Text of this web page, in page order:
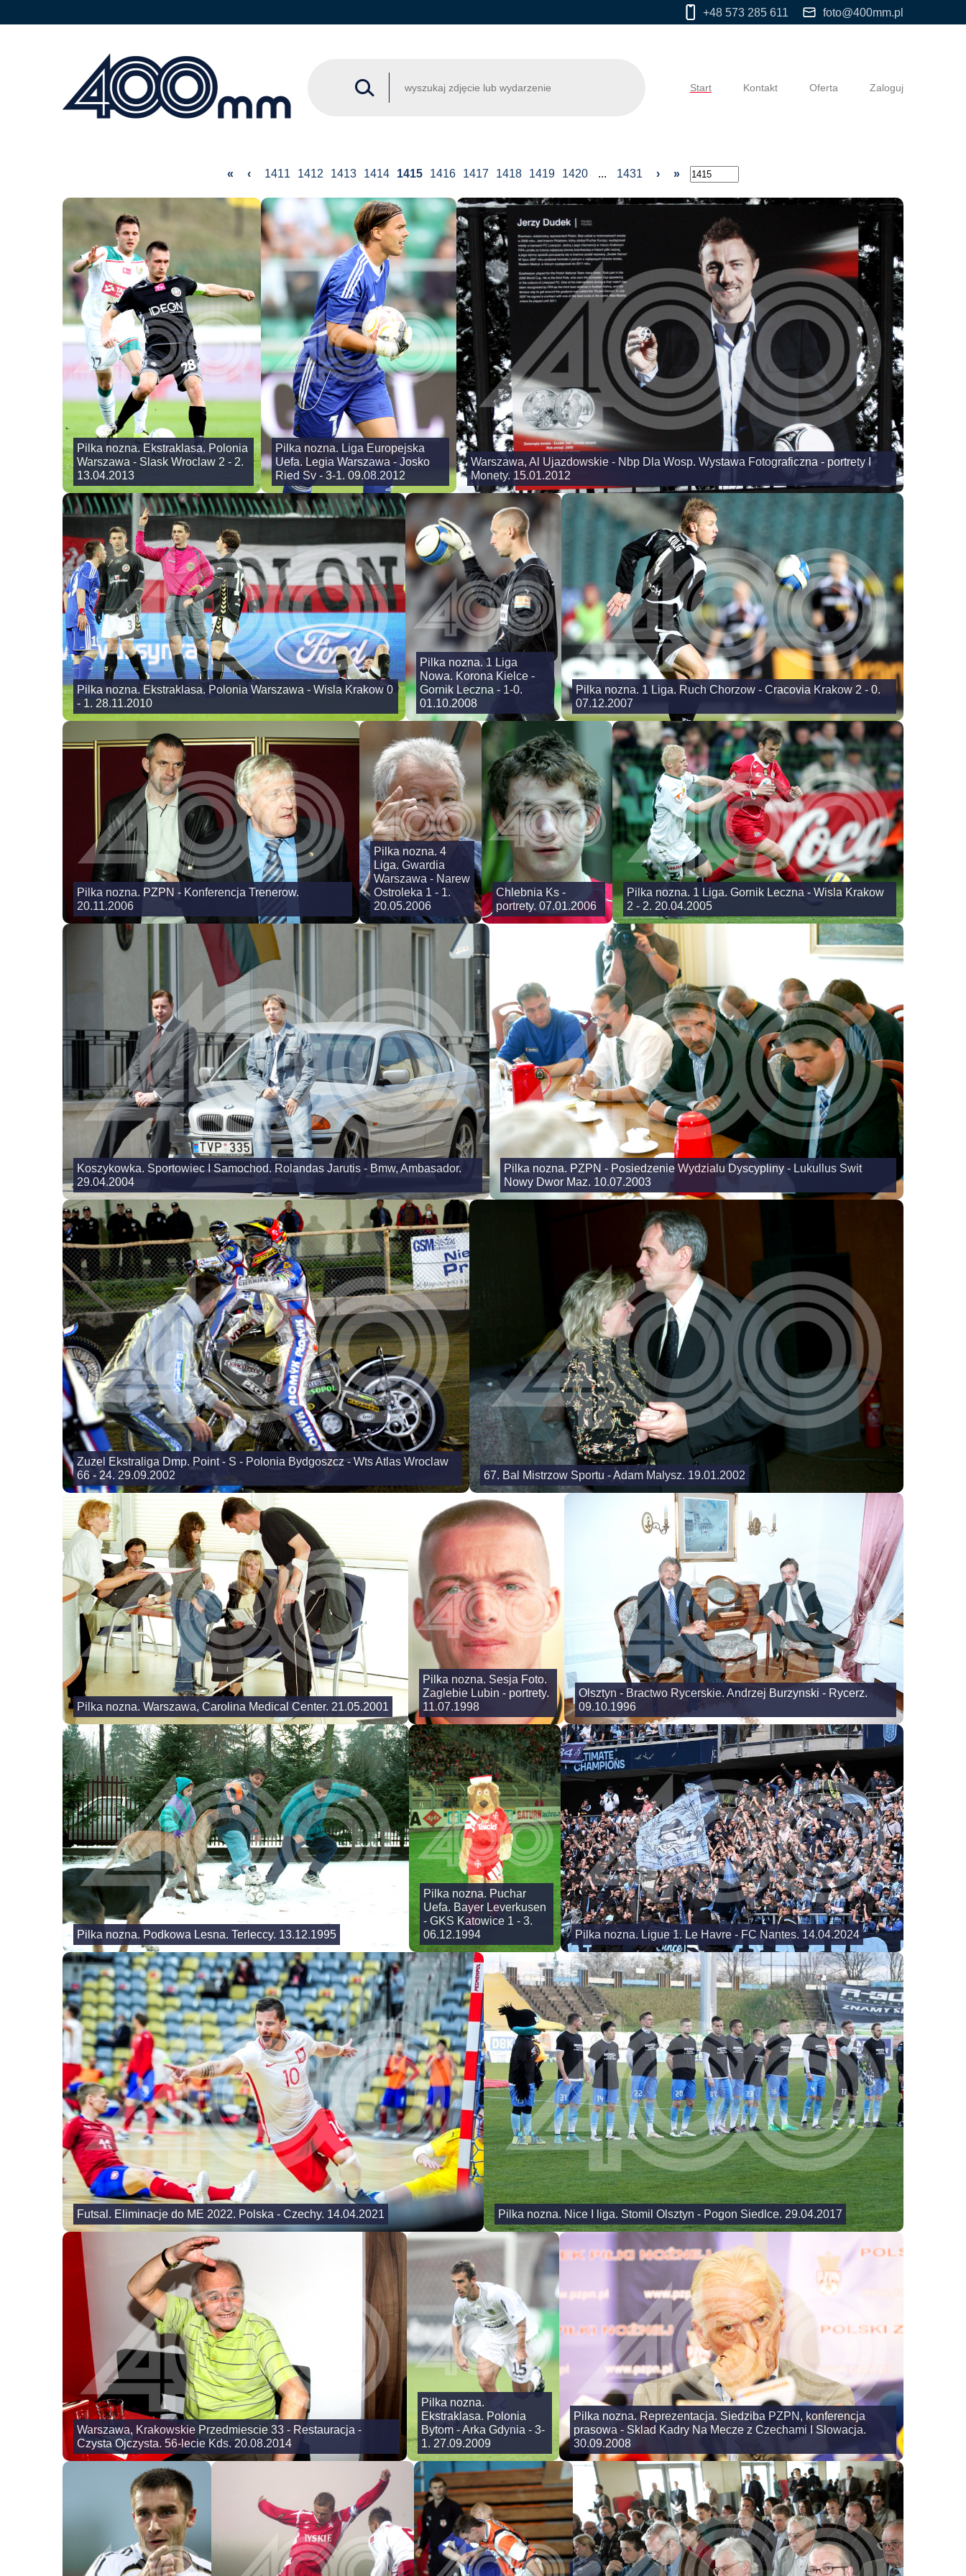
+48 573 285 611 foto@400mm.pl
Start Kontakt Oferta Zaloguj
« ‹ 1411 1412 1413 1414 1415 1416 1417 1418 1419 1420 ... 1431 › »
Pilka nozna. Ekstraklasa. Polonia
Warszawa - Slask Wroclaw 2 - 2.
13.04.2013
Pilka nozna. Liga Europejska
Uefa. Legia Warszawa - Josko
Ried Sv - 3-1. 09.08.2012
Warszawa, Al Ujazdowskie - Nbp Dla Wosp. Wystawa Fotograficzna - portrety I
Monety. 15.01.2012
Pilka nozna. Ekstraklasa. Polonia Warszawa - Wisla Krakow 0
- 1. 28.11.2010
Pilka nozna. 1 Liga
Nowa. Korona Kielce -
Gornik Leczna - 1-0.
01.10.2008
Pilka nozna. 1 Liga. Ruch Chorzow - Cracovia Krakow 2 - 0.
07.12.2007
Pilka nozna. PZPN - Konferencja Trenerow.
20.11.2006
Pilka nozna. 4
Liga. Gwardia
Warszawa - Narew
Ostroleka 1 - 1.
20.05.2006
Chlebnia Ks -
portrety. 07.01.2006
Pilka nozna. 1 Liga. Gornik Leczna - Wisla Krakow
2 - 2. 20.04.2005
Koszykowka. Sportowiec I Samochod. Rolandas Jarutis - Bmw, Ambasador.
29.04.2004
Pilka nozna. PZPN - Posiedzenie Wydzialu Dyscypliny - Lukullus Swit
Nowy Dwor Maz. 10.07.2003
Zuzel Ekstraliga Dmp. Point - S - Polonia Bydgoszcz - Wts Atlas Wroclaw
66 - 24. 29.09.2002
67. Bal Mistrzow Sportu - Adam Malysz. 19.01.2002
Pilka nozna. Warszawa, Carolina Medical Center. 21.05.2001
Pilka nozna. Sesja Foto.
Zaglebie Lubin - portrety.
11.07.1998
Olsztyn - Bractwo Rycerskie. Andrzej Burzynski - Rycerz.
09.10.1996
Pilka nozna. Podkowa Lesna. Terleccy. 13.12.1995
Pilka nozna. Puchar
Uefa. Bayer Leverkusen
- GKS Katowice 1 - 3.
06.12.1994
Pilka nozna. Ligue 1. Le Havre - FC Nantes. 14.04.2024
Futsal. Eliminacje do ME 2022. Polska - Czechy. 14.04.2021 Pilka nozna. Nice I liga. Stomil Olsztyn - Pogon Siedlce. 29.04.2017
Warszawa, Krakowskie Przedmiescie 33 - Restauracja -
Czysta Ojczysta. 56-lecie Kds. 20.08.2014
Pilka nozna.
Ekstraklasa. Polonia
Bytom - Arka Gdynia - 3-
1. 27.09.2009
Pilka nozna. Reprezentacja. Siedziba PZPN, konferencja
prasowa - Sklad Kadry Na Mecze z Czechami I Slowacja.
30.09.2008